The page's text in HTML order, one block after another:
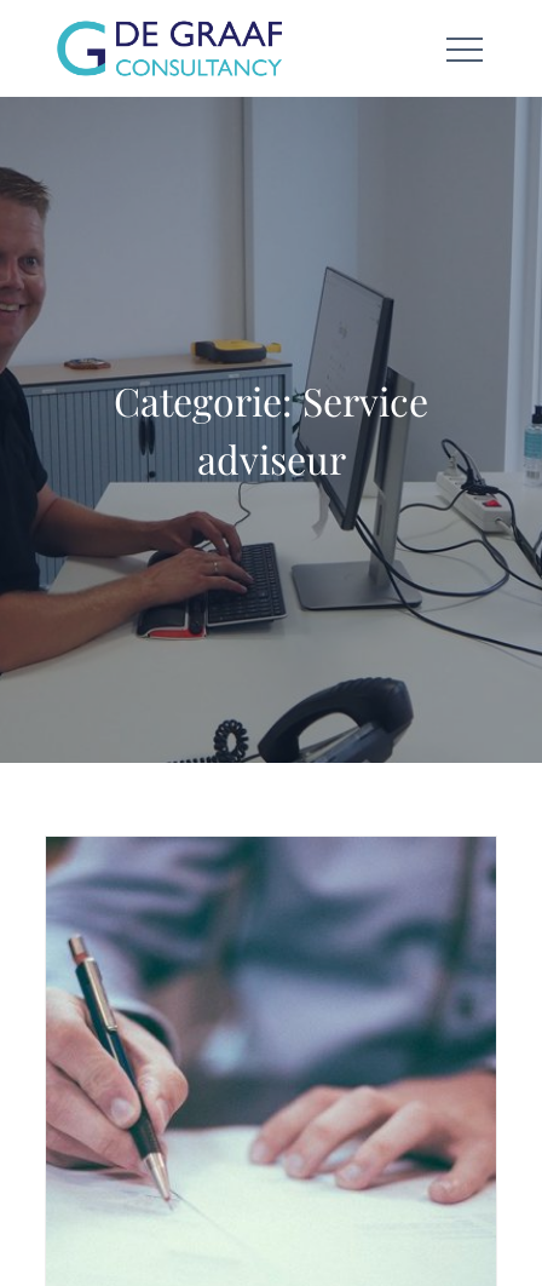
Categorie:Service
adviseur